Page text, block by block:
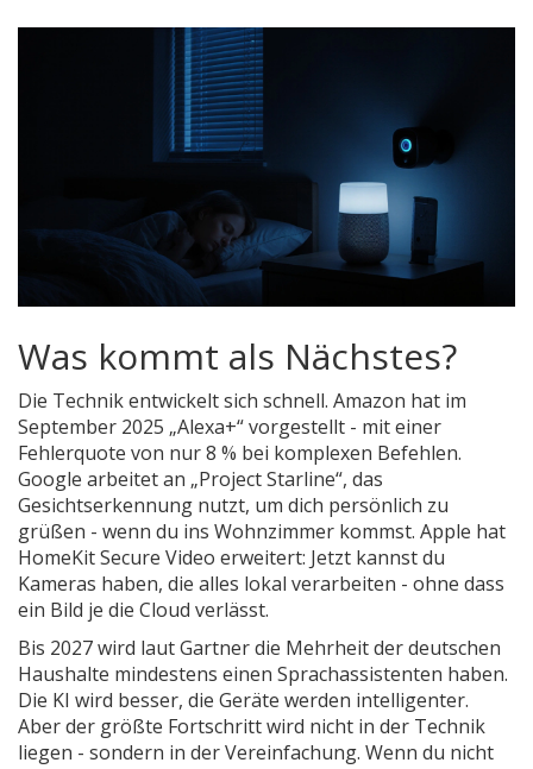
Was kommt als Nächstes?
Die Technik entwickelt sich schnell. Amazon hat im
September 2025 „Alexa+“ vorgestellt - mit einer
Fehlerquote von nur 8 % bei komplexen Befehlen.
Google arbeitet an „Project Starline“, das
Gesichtserkennung nutzt, um dich persönlich zu
grüßen - wenn du ins Wohnzimmer kommst. Apple hat
HomeKit Secure Video erweitert: Jetzt kannst du
Kameras haben, die alles lokal verarbeiten - ohne dass
ein Bild je die Cloud verlässt.
Bis 2027 wird laut Gartner die Mehrheit der deutschen
Haushalte mindestens einen Sprachassistenten haben.
Die KI wird besser, die Geräte werden intelligenter.
Aber der größte Fortschritt wird nicht in der Technik
liegen - sondern in der Vereinfachung. Wenn du nicht